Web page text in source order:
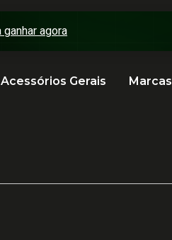
Acessórios Gerais Marcas